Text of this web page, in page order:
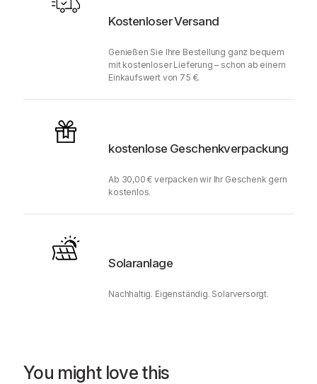
Kostenloser Versand
Genießen Sie Ihre Bestellung ganz bequem
mit kostenloser Lieferung – schon ab einem
Einkaufswert von 75 €.
kostenlose Geschenkverpackung
Ab 30,00 € verpacken wir Ihr Geschenk gern
kostenlos.
Solaranlage
Nachhaltig. Eigenständig. Solarversorgt.
You might love this